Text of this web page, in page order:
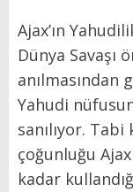
Ajax’ın
Dünya Savaşı
anılmasından
Yahudi
sanılıyor.
çoğunluğu
kadar